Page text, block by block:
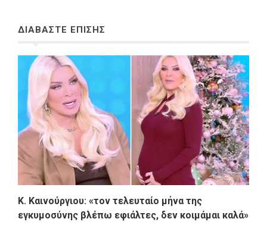
ΔΙΑΒΑΣΤΕ ΕΠΙΣΗΣ
K. Καινούργιου: «τον τελευταίο μήνα της
εγκυμοσύνης βλέπω εφιάλτες, δεν κοιμάμαι καλά»